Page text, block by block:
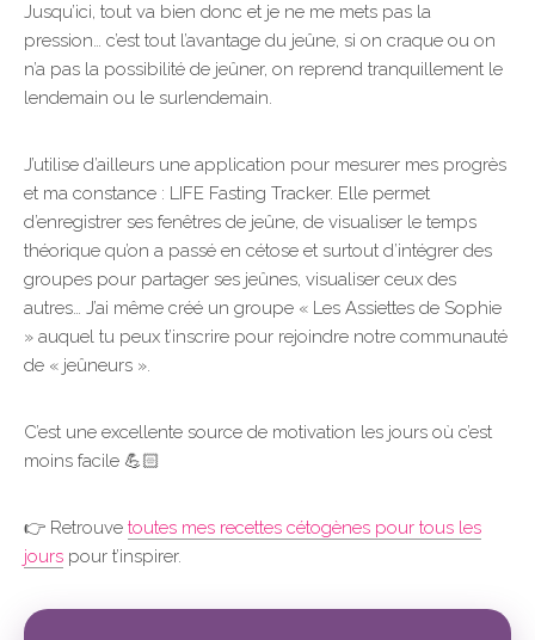
Jusqu’ici, tout va bien donc et je ne me mets pas la
pression… c’est tout l’avantage du jeûne, si on craque ou on
n’a pas la possibilité de jeûner, on reprend tranquillement le
lendemain ou le surlendemain.
J’utilise d’ailleurs une application pour mesurer mes progrès
et ma constance : LIFE Fasting Tracker. Elle permet
d’enregistrer ses fenêtres de jeûne, de visualiser le temps
théorique qu’on a passé en cétose et surtout d’intégrer des
groupes pour partager ses jeûnes, visualiser ceux des
autres… J’ai même créé un groupe « Les Assiettes de Sophie
» auquel tu peux t’inscrire pour rejoindre notre communauté
de « jeûneurs ».
C’est une excellente source de motivation les jours où c’est
moins facile 💪🏻
👉 Retrouve toutes mes recettes cétogènes pour tous les
jours pour t’inspirer.